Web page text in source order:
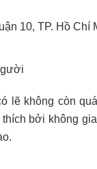
10, TP. Hồ Chí
không còn
bởi không